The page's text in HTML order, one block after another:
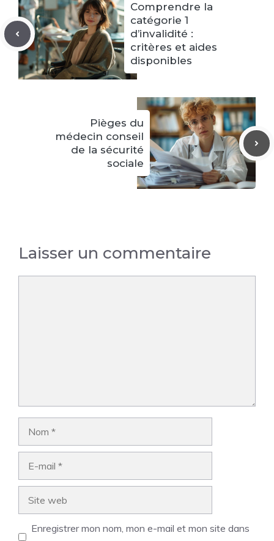
Comprendre la
catégorie 1
d’invalidité :
critères et aides
disponibles
Pièges du
médecin conseil
de la sécurité
sociale
Laisser un commentaire
Enregistrer mon nom, mon e-mail et mon site dans